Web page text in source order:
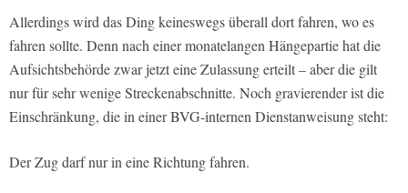
Allerdings wird das Ding keineswegs überall dort fahren, wo es
fahren sollte. Denn nach einer monatelangen Hängepartie hat die
Aufsichtsbehörde zwar jetzt eine Zulassung erteilt – aber die gilt
nur für sehr wenige Streckenabschnitte. Noch gravierender ist die
Einschränkung, die in einer BVG-internen Dienstanweisung steht:
Der Zug darf nur in eine Richtung fahren.